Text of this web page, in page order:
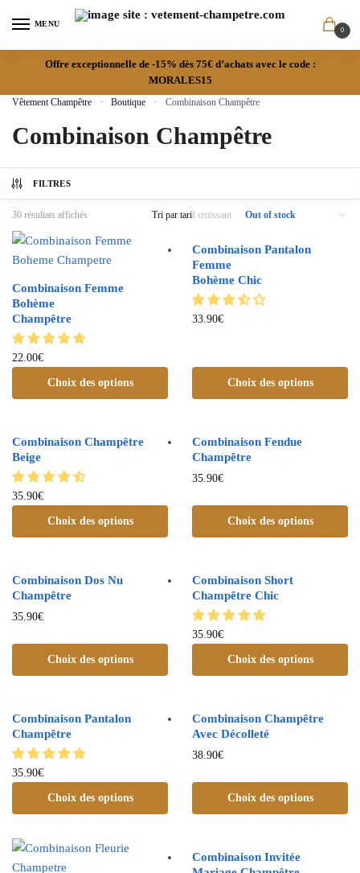
MENU
0
Offre exceptionnelle de -15% dès 75€ d’achats avec le code :
MORALES15
Vêtement Champêtre » Boutique » Combinaison Champêtre
Combinaison Champêtre
FILTRES
30 résultats affichés
Combinaison Femme
Bohème
Champêtre
22.00€
Choix des options
Out of stock
Combinaison Pantalon
Femme
Bohème Chic
33.90€
Choix des options
Combinaison Champêtre
Beige
35.90€
Choix des options
Combinaison Fendue
Champêtre
35.90€
Choix des options
Combinaison Dos Nu
Champêtre
35.90€
Choix des options
Combinaison Short
Champêtre Chic
35.90€
Choix des options
Combinaison Pantalon
Champêtre
35.90€
Choix des options
Combinaison Champêtre
Avec Décolleté
38.90€
Choix des options
Combinaison Invitée